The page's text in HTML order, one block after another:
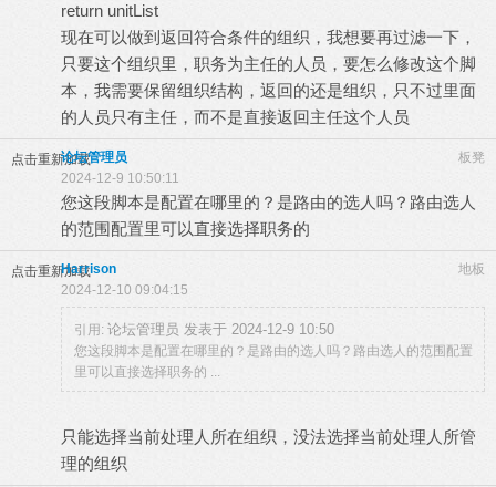
return unitList
现在可以做到返回符合条件的组织，我想要再过滤一下，
只要这个组织里，职务为主任的人员，要怎么修改这个脚
本，我需要保留组织结构，返回的还是组织，只不过里面
的人员只有主任，而不是直接返回主任这个人员
点击重新加载 板凳
论坛管理员
2024-12-9 10:50:11
您这段脚本是配置在哪里的？是路由的选人吗？路由选人
的范围配置里可以直接选择职务的
点击重新加载 地板
Harrison
2024-12-10 09:04:15
引用: 论坛管理员 发表于 2024-12-9 10:50
您这段脚本是配置在哪里的？是路由的选人吗？路由选人的范围配置
里可以直接选择职务的 ...
只能选择当前处理人所在组织，没法选择当前处理人所管
理的组织